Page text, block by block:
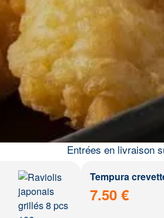
Entrées en livraison
Tempura
7.50 €